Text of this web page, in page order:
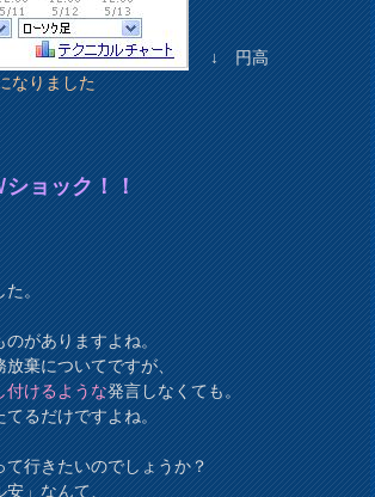
↓ 円高
なりました
ショック！！
た。
のがありますよね。
放棄についてですが、
付けるような発言しなくても。
てるだけですよね。
て行きたいのでしょうか？
安」なんて、